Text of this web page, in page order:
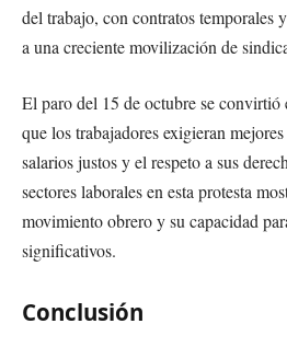
del trabajo, con contratos temporales
a una creciente movilización de
El paro del 15 de octubre se convirtió
que los trabajadores exigieran
salarios justos y el respeto a sus
sectores laborales en esta protesta
movimiento obrero y su capacidad
significativos.
Conclusión